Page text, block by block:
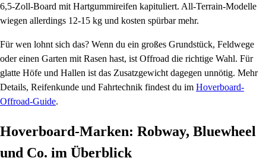
6,5-Zoll-Board mit Hartgummireifen kapituliert. All-Terrain-Modelle
wiegen allerdings 12-15 kg und kosten spürbar mehr.
Für wen lohnt sich das? Wenn du ein großes Grundstück, Feldwege
oder einen Garten mit Rasen hast, ist Offroad die richtige Wahl. Für
glatte Höfe und Hallen ist das Zusatzgewicht dagegen unnötig. Mehr
Details, Reifenkunde und Fahrtechnik findest du im Hoverboard-
Offroad-Guide.
Hoverboard-Marken: Robway, Bluewheel
und Co. im Überblick